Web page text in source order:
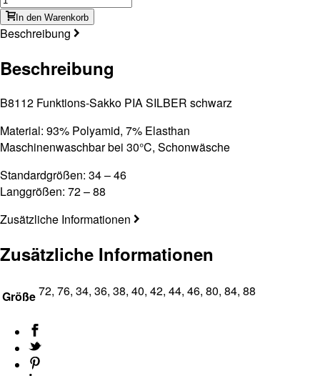
In den Warenkorb
Beschreibung
Beschreibung
B8112 Funktions-Sakko PIA SILBER schwarz
Material: 93% Polyamid, 7% Elasthan
Maschinenwaschbar bei 30°C, Schonwäsche
Standardgrößen: 34 – 46
Langgrößen: 72 – 88
Zusätzliche Informationen
Zusätzliche Informationen
Größe72, 76, 34, 36, 38, 40, 42, 44, 46, 80, 84, 88